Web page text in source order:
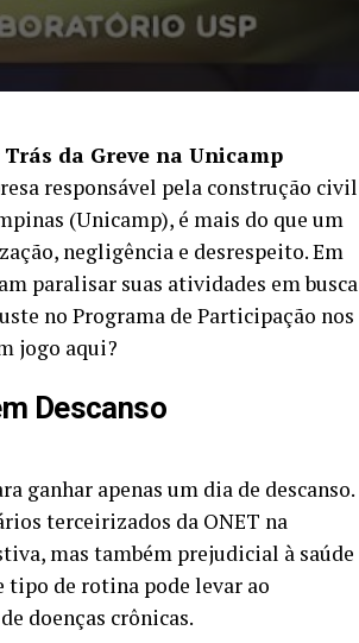
da Greve na Unicamp
responsável pela construção civil
(Unicamp), é mais do que um
negligência e desrespeito. Em
paralisar suas atividades em busca
no Programa de Participação nos
jogo aqui?
Descanso
ganhar apenas um dia de descanso.
terceirizados da ONET na
mas também prejudicial à saúde
tipo de rotina pode levar ao
doenças crônicas.